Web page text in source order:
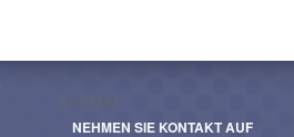
KONTAKT
NEHMEN SIE KONTAKT AUF